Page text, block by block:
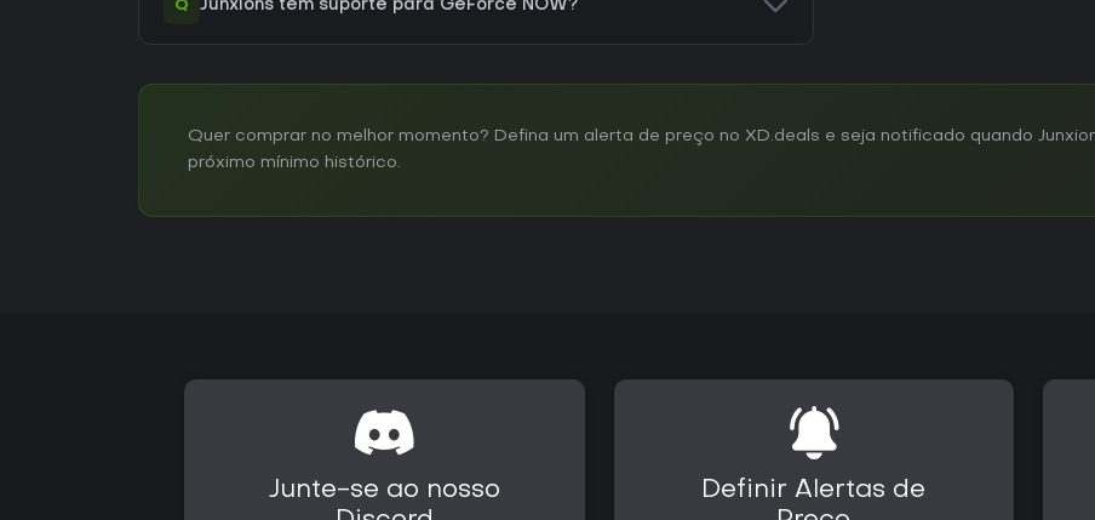
Q Junxions tem suporte para GeForce NOW?
Quer comprar no melhor momento? Defina um alerta de preço no XD.deals e seja notificado quando
próximo mínimo histórico.
Junte-se ao nosso
Definir Alertas de